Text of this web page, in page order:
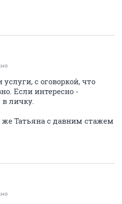
с оговоркой, что
Если интересно -
личку.
же Татьяна с давним стажем